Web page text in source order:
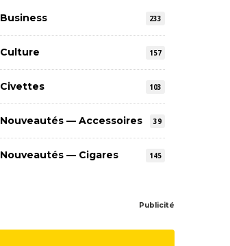
Business 233
Culture 157
Civettes 103
Nouveautés — Accessoires 39
Nouveautés — Cigares 145
Publicité